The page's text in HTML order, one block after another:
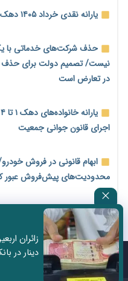
اختیارات جدید گمرکات
پایان شهریور ابلاغ شد
مرحله سیزدهم کالابرگ در
۱۴ مرداد؛ اولین «روز ملی
کارفرما» چگونه به تقویم رسمی
سکه در یک قدمی ۱۸۵ میلیون تومان
تشکل‌ها در مسیر ارتقای
یارانه نقدی خرداد ۱۴۰۵ دهک‌های چهارم تا نهم واریز شد
حذف شرکت‌های خدماتی با
نیست/ تصمیم دولت برای حذف
در تعارض است
اجرای قانون جوانی جمعیت
ابهام قانونی در فروش
محدودیت‌های پیش‌فروش عبور
سه نماد جدید اخزا در
ثبت نادرست عنوان شغلی،
روبه‌رو می‌کند
زائران
دینار در